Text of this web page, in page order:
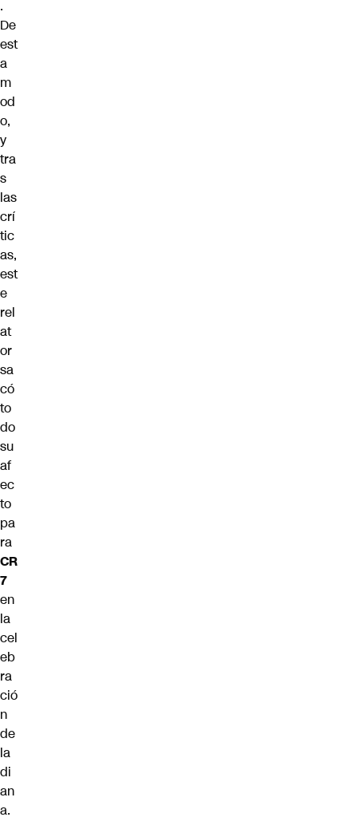
.
De
est
a
m
od
o,
y
tra
s
las
crí
tic
as,
est
e
rel
at
or
sa
có
to
do
su
af
ec
to
pa
ra
CR
7
en
la
cel
eb
ra
ció
n
de
la
di
an
a.